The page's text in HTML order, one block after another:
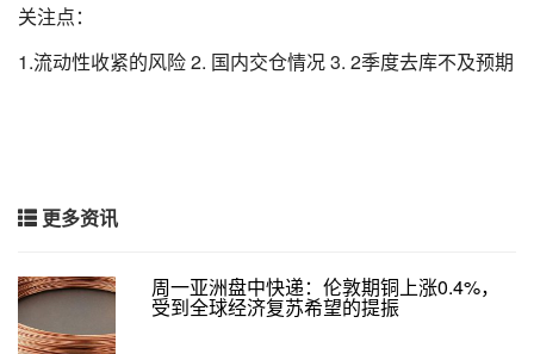
关注点：
1.流动性收紧的风险 2. 国内交仓情况 3. 2季度去库不及预期
更多资讯
周一亚洲盘中快递：伦敦期铜上涨0.4%，
受到全球经济复苏希望的提振